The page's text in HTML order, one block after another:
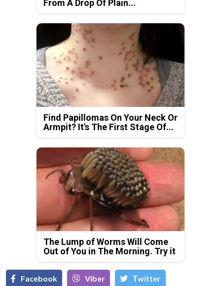
From A Drop Of Plain...
Find Papillomas On Your Neck Or
Armpit? It's The First Stage Of...
The Lump of Worms Will Come
Out of You in The Morning. Try it
Facebook Viber Тwitter